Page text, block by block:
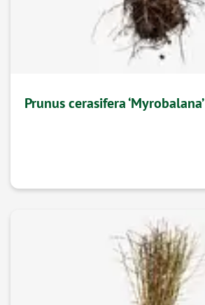
Prunus cerasifera ‘Myrobalana’